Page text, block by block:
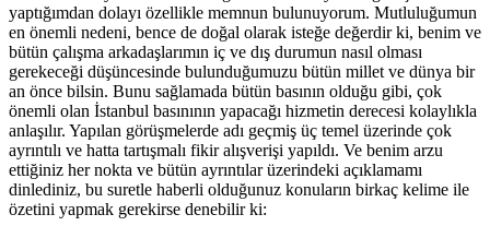
yaptığımdan dolayı özellikle memnun bulunuyorum. Mutluluğumun
en önemli nedeni, bence de doğal olarak isteğe değerdir ki, benim ve
bütün çalışma arkadaşlarımın iç ve dış durumun nasıl olması
gerekeceği düşüncesinde bulunduğumuzu bütün millet ve dünya bir
an önce bilsin. Bunu sağlamada bütün basının olduğu gibi, çok
önemli olan İstanbul basınının yapacağı hizmetin derecesi kolaylıkla
anlaşılır. Yapılan görüşmelerde adı geçmiş üç temel üzerinde çok
ayrıntılı ve hatta tartışmalı fikir alışverişi yapıldı. Ve benim arzu
ettiğiniz her nokta ve bütün ayrıntılar üzerindeki açıklamamı
dinlediniz, bu suretle haberli olduğunuz konuların birkaç kelime ile
özetini yapmak gerekirse denebilir ki: